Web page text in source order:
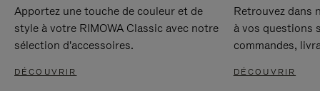
Apportez une touche de couleur et de
style à votre RIMOWA Classic avec notre
sélection d'accessoires.
DÉCOUVRIR
Retrouvez dans
à vos questions
commandes,
DÉCOUVRIR